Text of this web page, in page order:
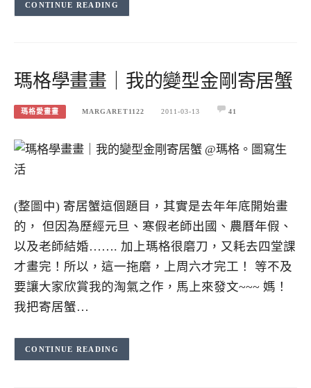
CONTINUE READING
瑪格學畫畫｜我的變型金剛寄居蟹
瑪格愛畫畫 MARGARET1122 2011-03-13 41
(整圖中) 寄居蟹這個題目，其實是去年年底開始畫
的， 但因為歷經元旦、寒假老師出國、農曆年假、
以及老師結婚……. 加上瑪格很磨刀，又耗去四堂課
才畫完！所以，這一拖磨，上周六才完工！ 等不及
要讓大家欣賞我的淘氣之作，馬上來發文~~~ 媽！
我把寄居蟹…
CONTINUE READING